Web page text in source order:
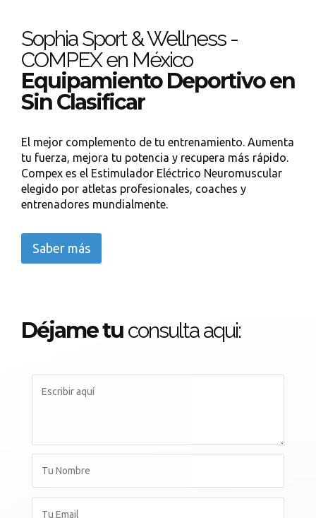
Sophia Sport & Wellness -
COMPEX en México
Equipamiento Deportivo en
Sin Clasificar
El mejor complemento de tu entrenamiento. Aumenta
tu fuerza, mejora tu potencia y recupera más rápido.
Compex es el Estimulador Eléctrico Neuromuscular
elegido por atletas profesionales, coaches y
entrenadores mundialmente.
Saber más
Déjame tu consulta aqui: